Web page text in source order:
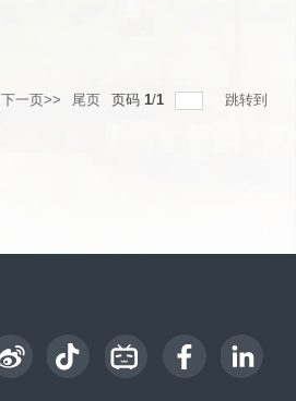
下一页>> 尾页 页码 1/1 跳转到